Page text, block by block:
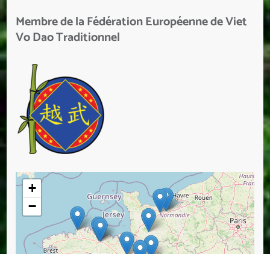
Membre de la Fédération Européenne de Viet
Vo Dao Traditionnel
+
−